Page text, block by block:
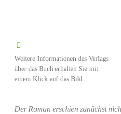
Weitere Informationen des Verlags
über das Buch erhalten Sie mit
einem Klick auf das Bild.
Der Roman erschien zunächst